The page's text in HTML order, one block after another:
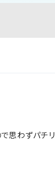
思わずパチリ